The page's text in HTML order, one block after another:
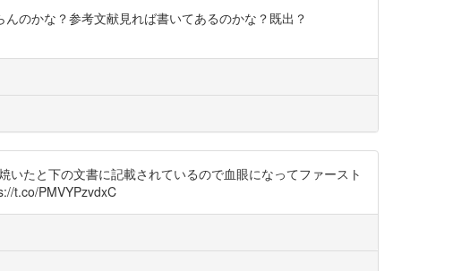
のかな？参考文献見れば書いてあるのかな？既出？
たと下の文書に記載されているので血眼になってファースト
t.co/PMVYPzvdxC